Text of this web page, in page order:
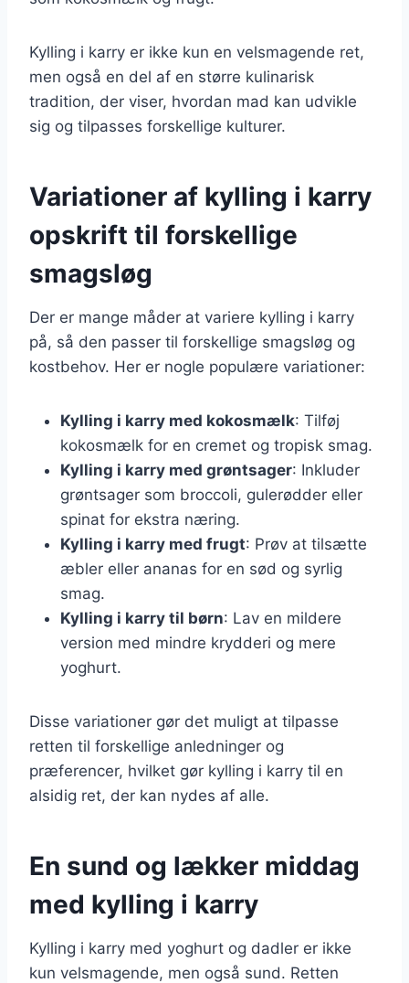
Kylling i karry er ikke kun en velsmagende ret,
men også en del af en større kulinarisk
tradition, der viser, hvordan mad kan udvikle
sig og tilpasses forskellige kulturer.
Variationer af kylling i karry
opskrift til forskellige
smagsløg
Der er mange måder at variere kylling i karry
på, så den passer til forskellige smagsløg og
kostbehov. Her er nogle populære variationer:
Kylling i karry med kokosmælk: Tilføj
kokosmælk for en cremet og tropisk smag.
Kylling i karry med grøntsager: Inkluder
grøntsager som broccoli, gulerødder eller
spinat for ekstra næring.
Kylling i karry med frugt: Prøv at tilsætte
æbler eller ananas for en sød og syrlig
smag.
Kylling i karry til børn: Lav en mildere
version med mindre krydderi og mere
yoghurt.
Disse variationer gør det muligt at tilpasse
retten til forskellige anledninger og
præferencer, hvilket gør kylling i karry til en
alsidig ret, der kan nydes af alle.
En sund og lækker middag
med kylling i karry
Kylling i karry med yoghurt og dadler er ikke
kun velsmagende, men også sund. Retten